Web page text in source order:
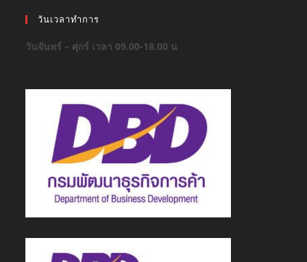
วันเวลาทำการ
วันจันทร์ – ศุกร์ เวลา 09.00-18.00 น